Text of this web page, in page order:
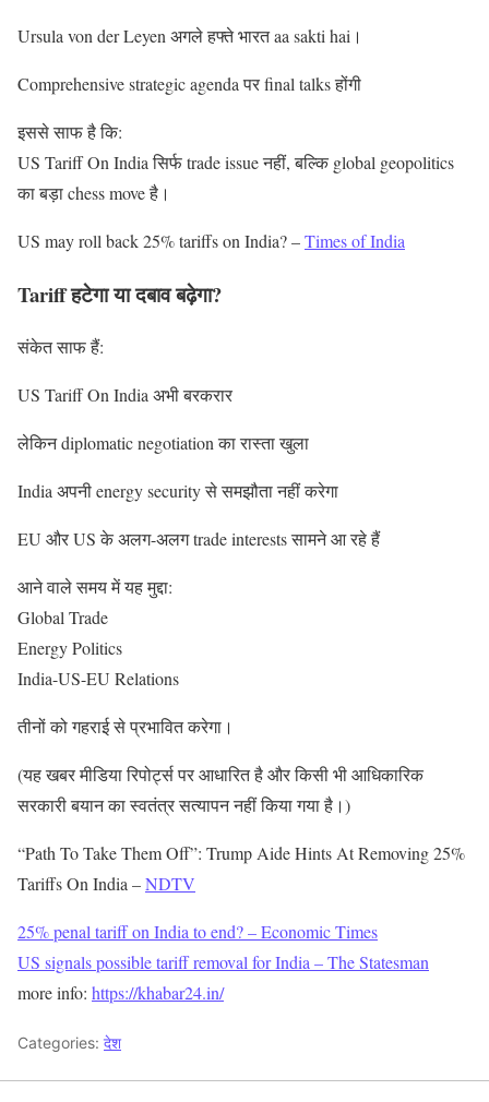
Ursula von der Leyen अगले हफ्ते भारत aa sakti hai।
Comprehensive strategic agenda पर final talks होंगी
इससे साफ है कि:
US Tariff On India सिर्फ trade issue नहीं, बल्कि global geopolitics
का बड़ा chess move है।
US may roll back 25% tariffs on India? –Times of India
Tariff हटेगा या दबाव बढ़ेगा?
संकेत साफ हैं:
US Tariff On India अभी बरकरार
लेकिन diplomatic negotiation का रास्ता खुला
India अपनी energy security से समझौता नहीं करेगा
EU और US के अलग-अलग trade interests सामने आ रहे हैं
आने वाले समय में यह मुद्दा:
Global Trade
Energy Politics
India-US-EU Relations
तीनों को गहराई से प्रभावित करेगा।
(यह खबर मीडिया रिपोर्ट्स पर आधारित है और किसी भी आधिकारिक
सरकारी बयान का स्वतंत्र सत्यापन नहीं किया गया है।)
“Path To Take Them Off”: Trump Aide Hints At Removing 25%
Tariffs On India –NDTV
25% penal tariff on India to end? – Economic Times
US signals possible tariff removal for India – The Statesman
more info: https://khabar24.in/
Categories: देश